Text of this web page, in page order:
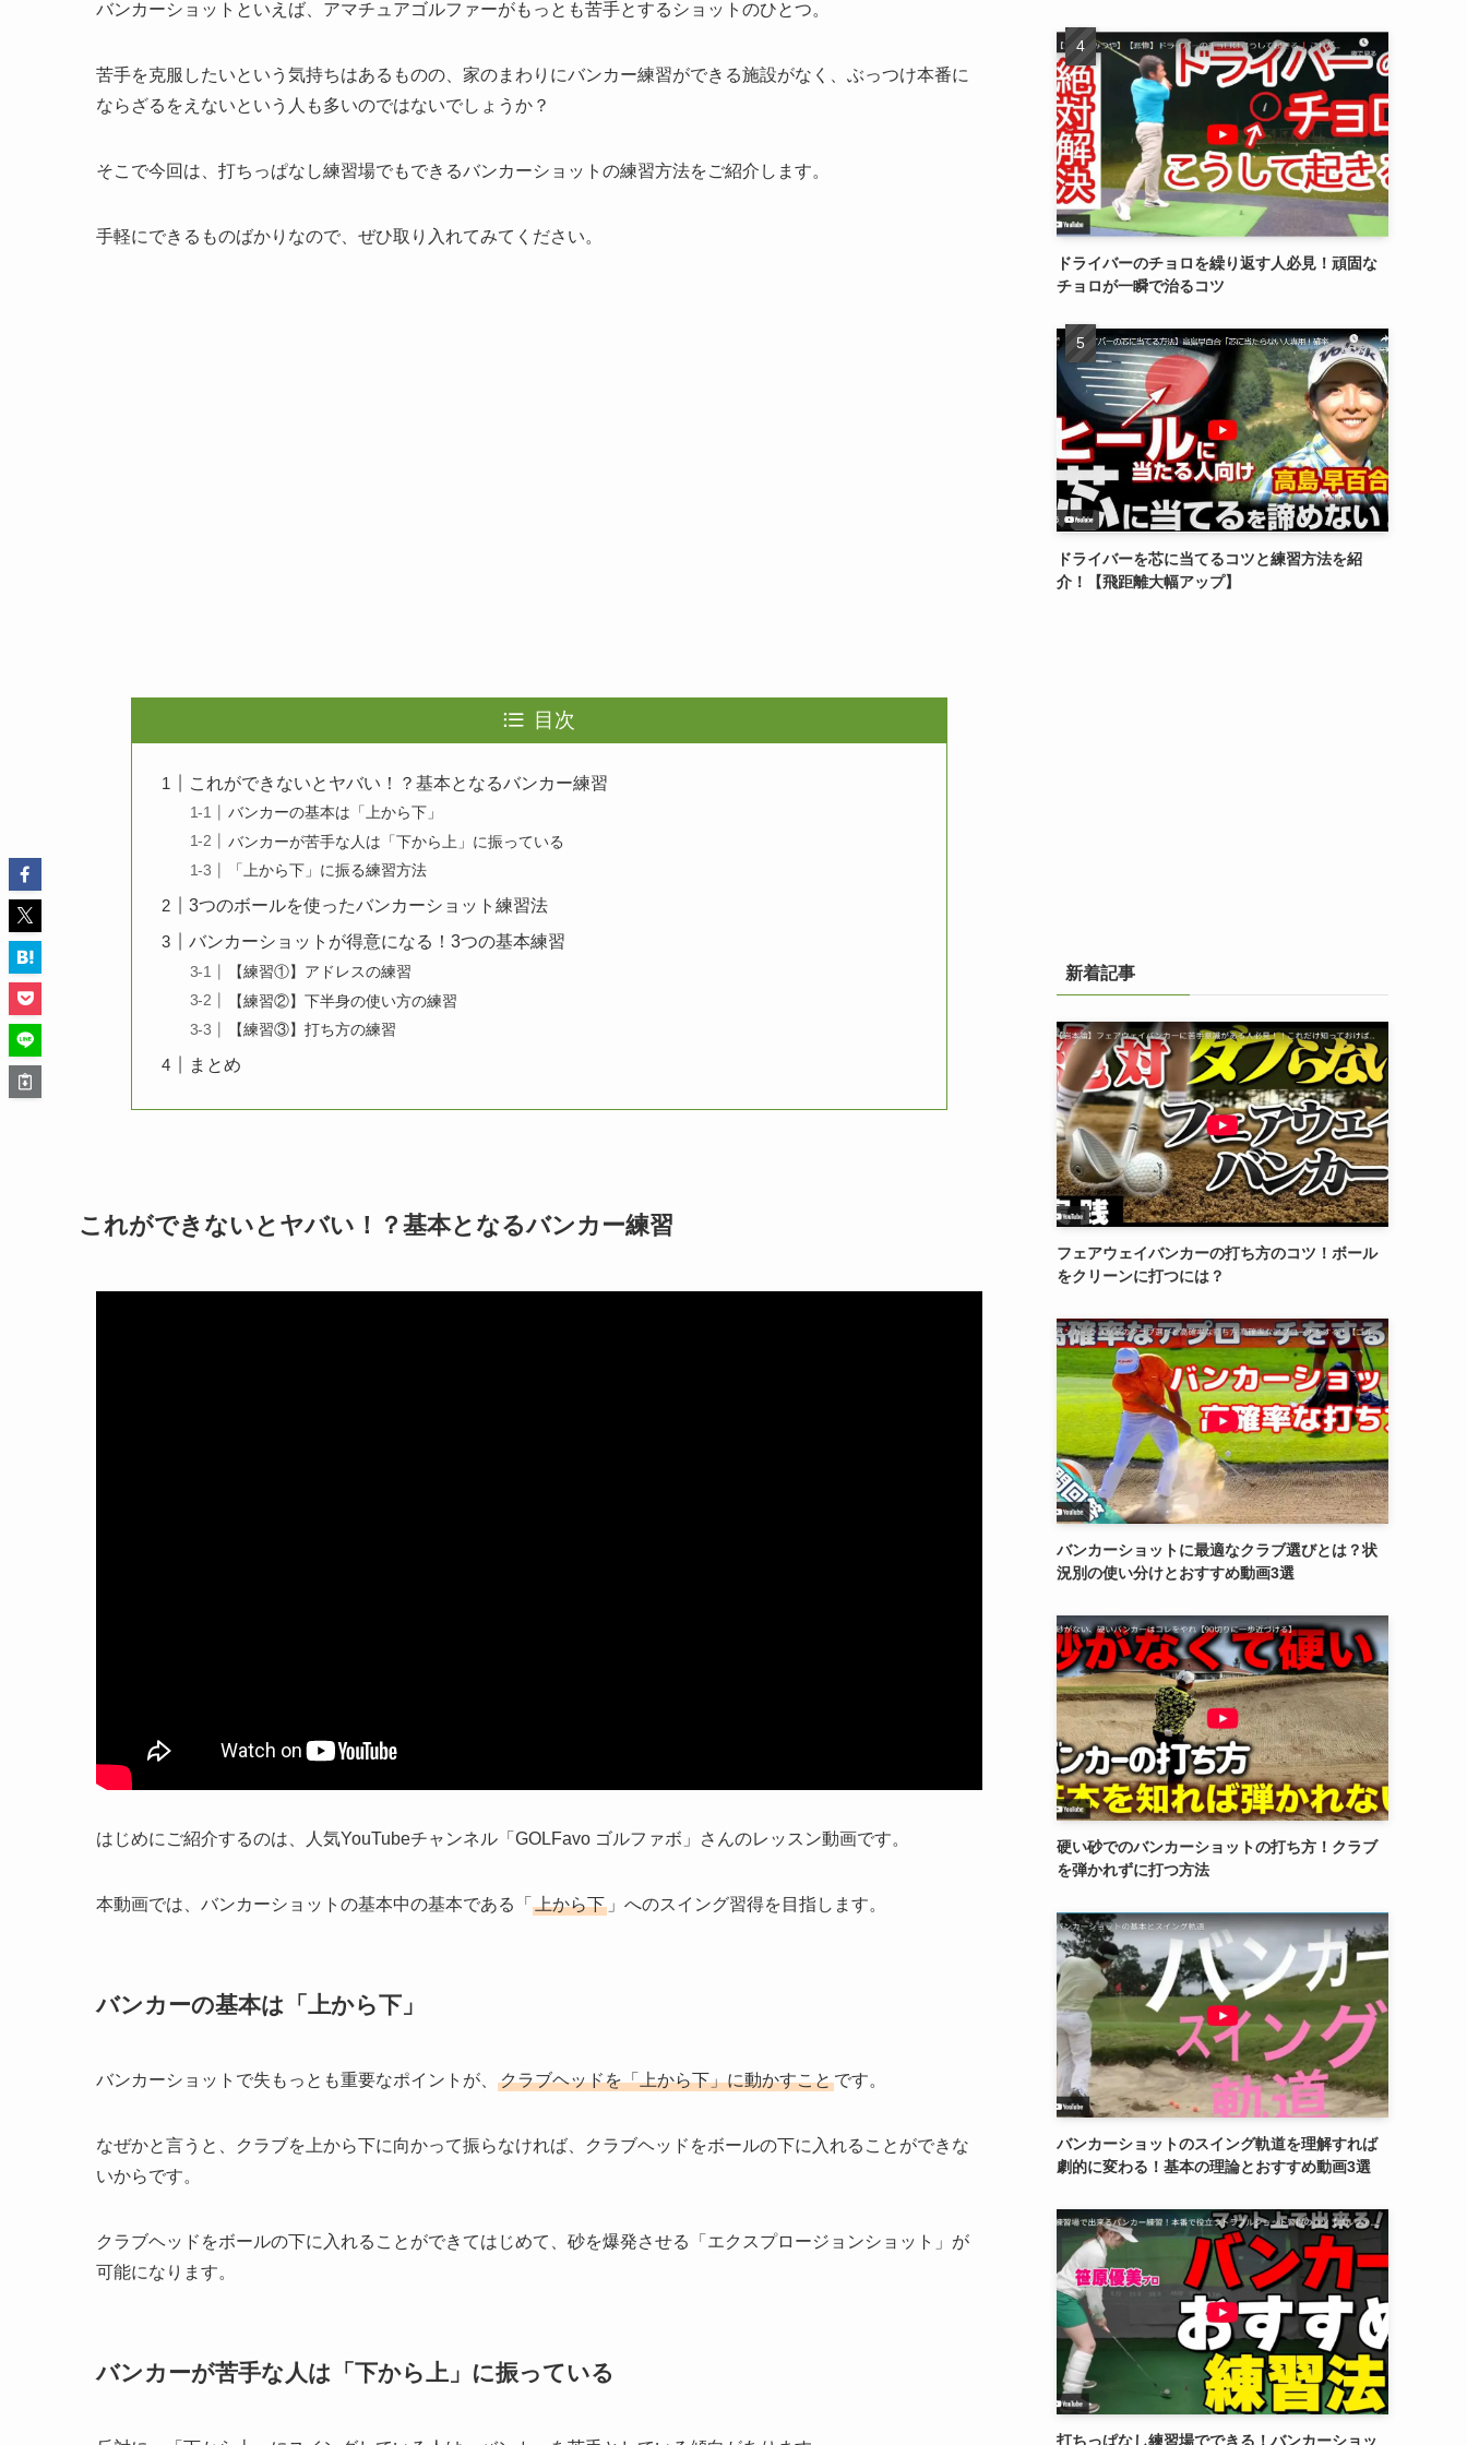
バンカーショットといえば、アマチュアゴルファーがもっとも苦手とするショットのひとつ。
苦手を克服したいという気持ちはあるものの、家のまわりにバンカー練習ができる施設がなく、ぶっつけ本番に
ならざるをえないという人も多いのではないでしょうか？
そこで今回は、打ちっぱなし練習場でもできるバンカーショットの練習方法をご紹介します。
手軽にできるものばかりなので、ぜひ取り入れてみてください。
目次
これができないとヤバい！？基本となるバンカー練習
バンカーの基本は「上から下」
バンカーが苦手な人は「下から上」に振っている
「上から下」に振る練習方法
3つのボールを使ったバンカーショット練習法
バンカーショットが得意になる！3つの基本練習
【練習①】アドレスの練習
【練習②】下半身の使い方の練習
【練習③】打ち方の練習
まとめ
これができないとヤバい！？基本となるバンカー練習
はじめにご紹介するのは、人気YouTubeチャンネル「GOLFavo ゴルファボ」さんのレッスン動画です。
本動画では、バンカーショットの基本中の基本である「 上から下 」へのスイング習得を目指します。
バンカーの基本は「上から下」
バンカーショットで失もっとも重要なポイントが、 クラブヘッドを「上から下」に動かすことです。
なぜかと言うと、クラブを上から下に向かって振らなければ、クラブヘッドをボールの下に入れることができな
いからです。
クラブヘッドをボールの下に入れることができてはじめて、砂を爆発させる「エクスプロージョンショット」が
可能になります。
バンカーが苦手な人は「下から上」に振っている
ドライバーのチョロを繰り返す人必見！頑固な
チョロが一瞬で治るコツ
ドライバーを芯に当てるコツと練習方法を紹
介！【飛距離大幅アップ】
新着記事
フェアウェイバンカーの打ち方のコツ！ボール
をクリーンに打つには？
バンカーショットに最適なクラブ選びとは？状
況別の使い分けとおすすめ動画3選
硬い砂でのバンカーショットの打ち方！クラブ
を弾かれずに打つ方法
バンカーショットのスイング軌道を理解すれば
劇的に変わる！基本の理論とおすすめ動画3選
打ちっぱなし練習場でできる！バンカーショッ